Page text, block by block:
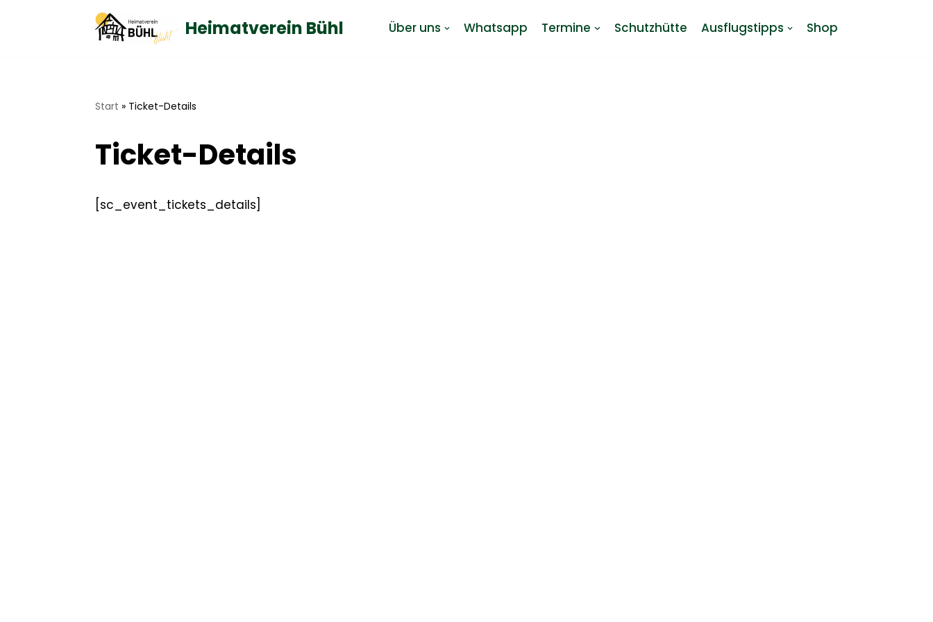
Heimatverein Bühl Über uns Whatsapp Termine Schutzhütte Ausflugstipps Shop
Start » Ticket-Details
Ticket-Details
[sc_event_tickets_details]